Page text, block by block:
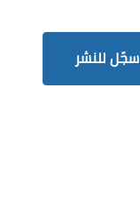
سجّل للنشر